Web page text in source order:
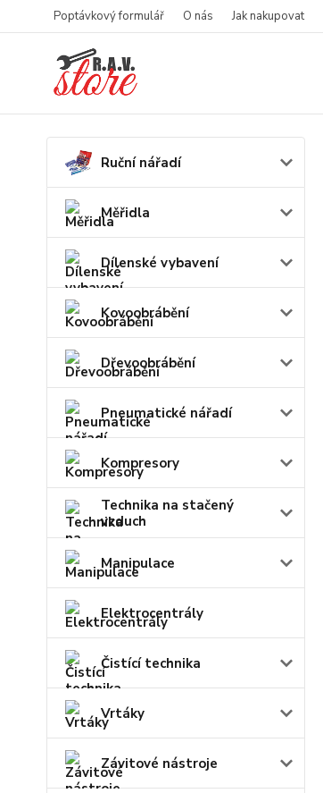
Poptávkový formulář O nás Jak nakupovat
Ruční nářadí
Měřidla
Dílenské vybavení
Kovoobrábění
Dřevoobrábění
Pneumatické nářadí
Kompresory
Technika na stačený
vzduch
Manipulace
Elektrocentrály
Čistící technika
Vrtáky
Závitové nástroje